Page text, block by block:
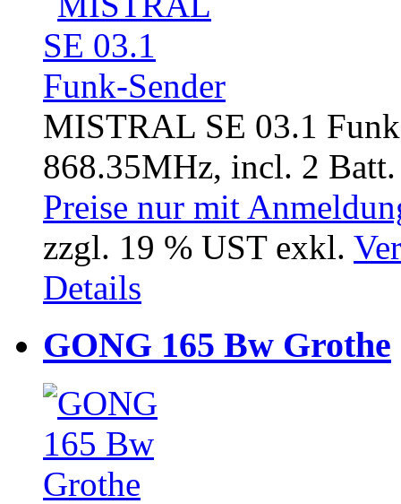
MISTRAL SE 03.1
868.35MHz, incl. 2
Preise nur mit
zzgl. 19 % UST exkl.
Details
GONG 165 Bw Grothe